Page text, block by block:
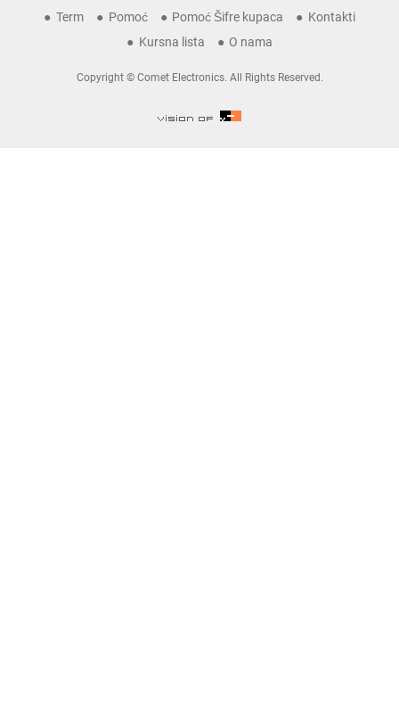
Term Pomoć Pomoć Šifre kupaca
Kontakti
Kursna lista
O nama
Copyright © Comet Electronics. All Rights Reserved.